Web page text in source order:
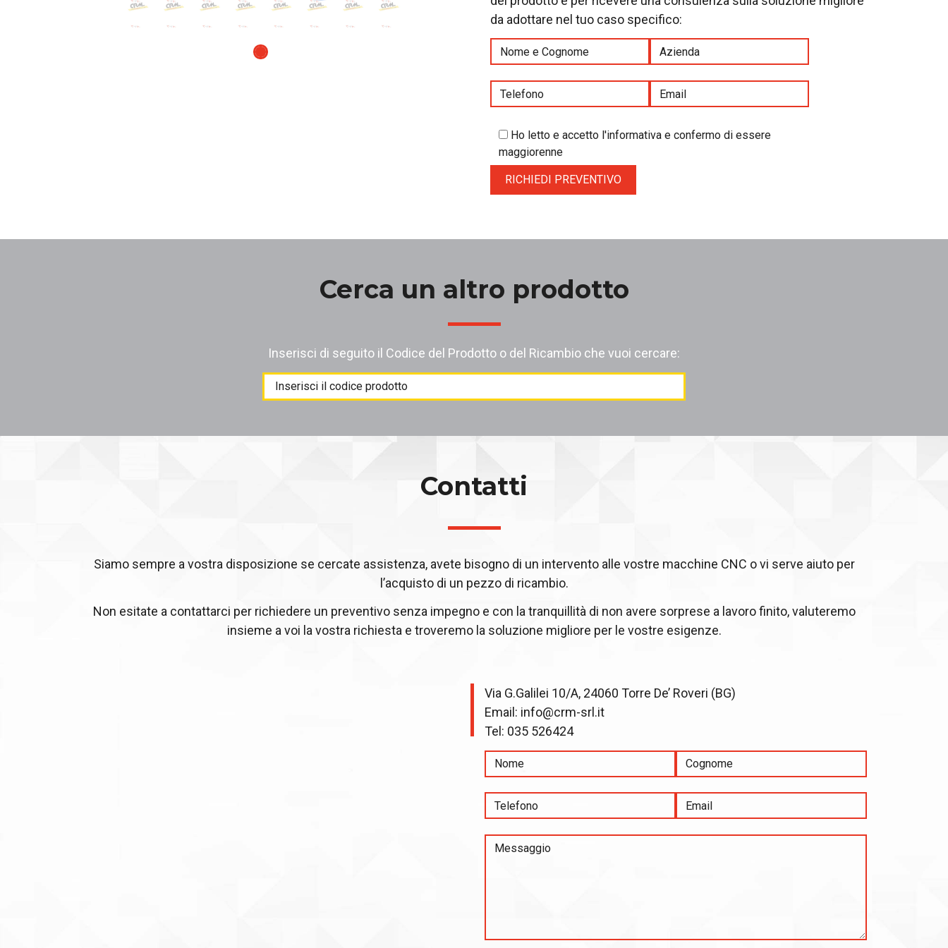
da adottare nel tuo caso specifico:
Ho letto e accetto l'informativa e confermo di essere
maggiorenne
Cerca un altro prodotto
Inserisci di seguito il Codice del Prodotto o del Ricambio che vuoi cercare:
Products
search
Contatti
Siamo sempre a vostra disposizione se cercate assistenza, avete bisogno di un intervento alle vostre macchine CNC o vi serve aiuto per
l’acquisto di un pezzo di ricambio.
Non esitate a contattarci per richiedere un preventivo senza impegno e con la tranquillità di non avere sorprese a lavoro finito, valuteremo
insieme a voi la vostra richiesta e troveremo la soluzione migliore per le vostre esigenze.
Via G.Galilei 10/A, 24060 Torre De’ Roveri (BG)
Email: info@crm-srl.it
Tel: 035 526424